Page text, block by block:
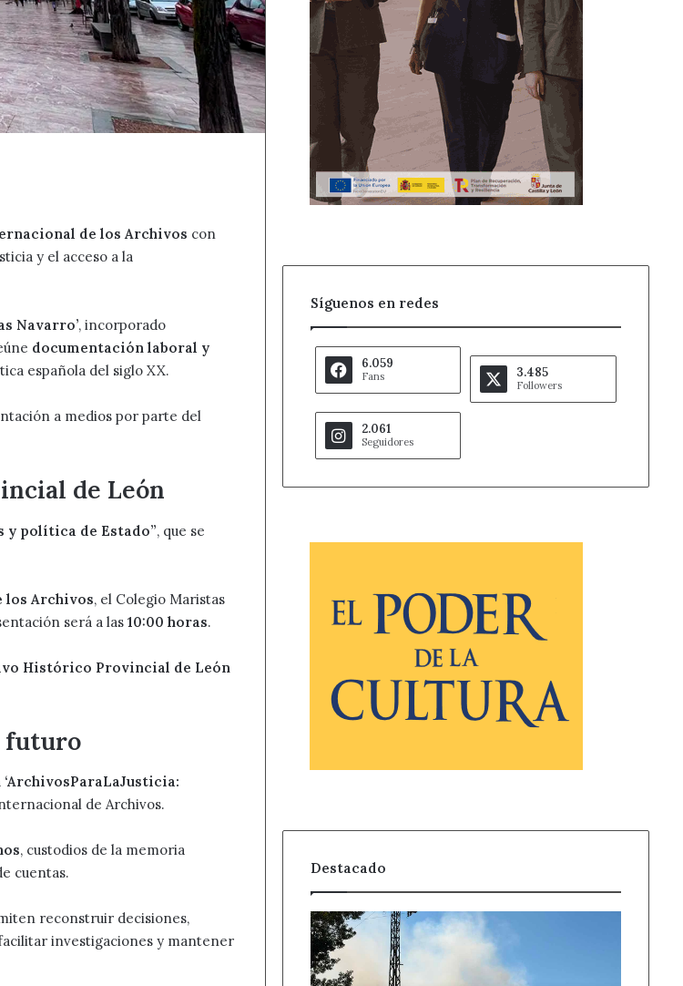
de los Archivos con
y el acceso a la
Navarro’, incorporado
documentación laboral y
española del siglo XX.
a medios por parte del
de León
y política de Estado”, que se
los Archivos, el Colegio Maristas
será a las 10:00 horas.
Histórico Provincial de León
futuro
‘ArchivosParaLaJusticia:
de Archivos.
, custodios de la memoria
cuentas.
reconstruir decisiones,
investigaciones y mantener
Síguenos en redes
6.059
Fans 3.485
Followers
2.061
Seguidores
Destacado
La
Junta
activa
ayudas